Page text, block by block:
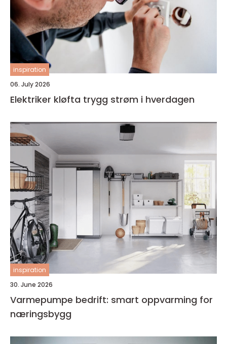
inspiration
06. July 2026
Elektriker kløfta trygg strøm i hverdagen
inspiration
30. June 2026
Varmepumpe bedrift: smart oppvarming for
næringsbygg